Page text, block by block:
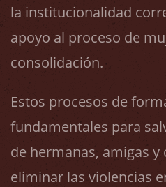
la institucionalidad
apoyo al proceso de
consolidación.
Estos procesos de
fundamentales para
de hermanas, amigas y
eliminar las violencias